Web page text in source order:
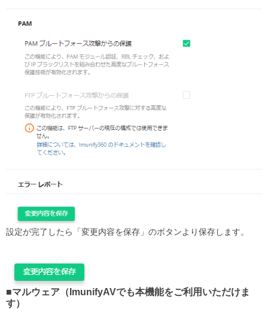
設定が完了したら「変更内容を保存」のボタンより保存します。
■マルウェア（ImunifyAVでも本機能をご利用いただけま
す）